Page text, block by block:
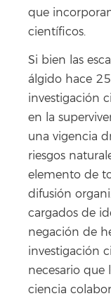
que
científicos.
Si bien las
álgido hace
investigación
en la
una vigencia
riesgos
elemento de
difusión
cargados de
negación de
investigación
necesario que
ciencia